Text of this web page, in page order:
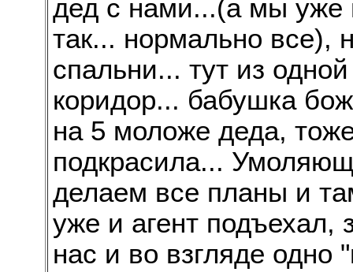
дед с нами...(а мы уже
так... нормально все),
спальни... тут из
коридор... бабушка
на 5 моложе деда,
подкрасила...
делаем все планы и
уже и агент подъехал,
нас и во взгляде одно